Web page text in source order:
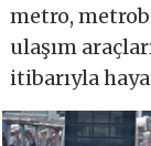
metro,
ulaşım
itibarıyla